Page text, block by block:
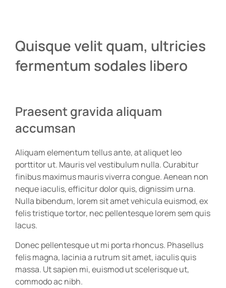
Quisque velit quam, ultricies
fermentum sodales libero
Praesent gravida aliquam
accumsan
Aliquam elementum tellus ante, at aliquet leo
porttitor ut. Mauris vel vestibulum nulla. Curabitur
finibus maximus mauris viverra congue. Aenean non
neque iaculis, efficitur dolor quis, dignissim urna.
Nulla bibendum, lorem sit amet vehicula euismod, ex
felis tristique tortor, nec pellentesque lorem sem quis
lacus.
Donec pellentesque ut mi porta rhoncus. Phasellus
felis magna, lacinia a rutrum sit amet, iaculis quis
massa. Ut sapien mi, euismod ut scelerisque ut,
commodo ac nibh.